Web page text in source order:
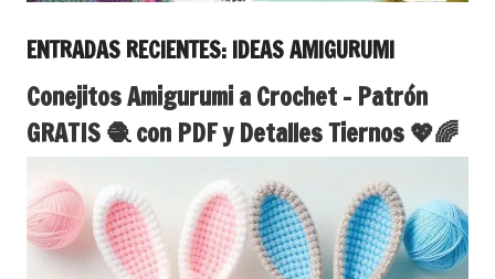
ENTRADAS RECIENTES: IDEAS AMIGURUMI
Conejitos Amigurumi a Crochet – Patrón
GRATIS 🧶 con PDF y Detalles Tiernos 💖🌈